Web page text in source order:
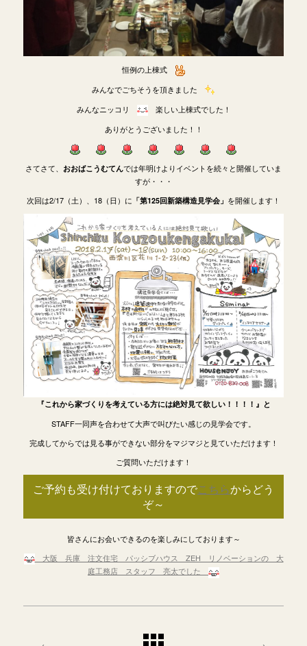
恒例の上棟式
みんなでごちそうを頂きました
みんなニッコリ
楽しい上棟式でした！
ありがとうございました！！
さてさて、 おおばこうむてんでは年明けよりイベントを続々と開催していま
すが・・・
次回は2/17（土）、18（日）に 「第125回新築構造見学会」 を開催します！
『これから家づくりを考えている方には絶対見て欲しい！！！！』と
STAFF一同声を合わせて大声で叫びたい感じの見学会です。
完成してからでは見る事ができない部分をマジマジと見ていただけます！
ご質問いただけます！
ご予約も受け付けておりますのでこちらからどう
ぞ～
皆さんにお会いできるのを楽しみにしております～
大阪 兵庫 注文住宅 パッシブハウス ZEH リノベーションの 大
庭工務店 スタッフ 亮太でした